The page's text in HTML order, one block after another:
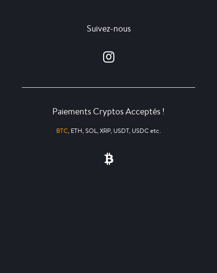
Suivez-nous
Paiements Cryptos Acceptés !
BTC, ETH, SOL, XRP, USDT, USDC etc.